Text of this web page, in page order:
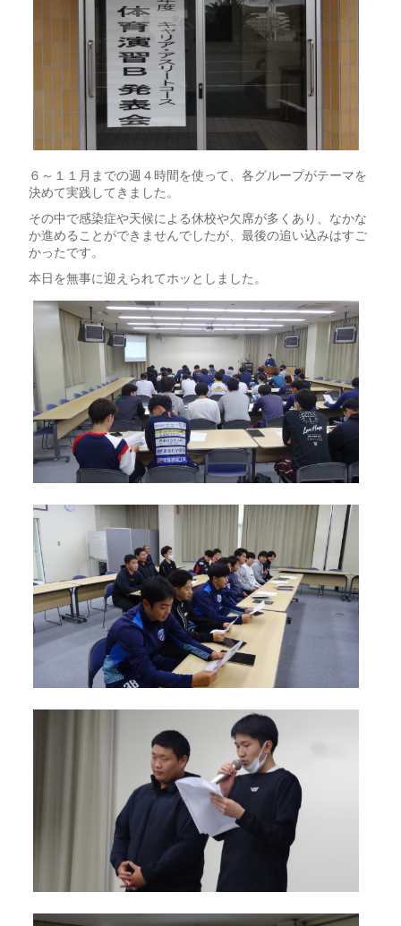
６～１１月までの週４時間を使って、各グループがテーマを
決めて実践してきました。
その中で感染症や天候による休校や欠席が多くあり、なかな
か進めることができませんでしたが、最後の追い込みはすご
かったです。
本日を無事に迎えられてホッとしました。